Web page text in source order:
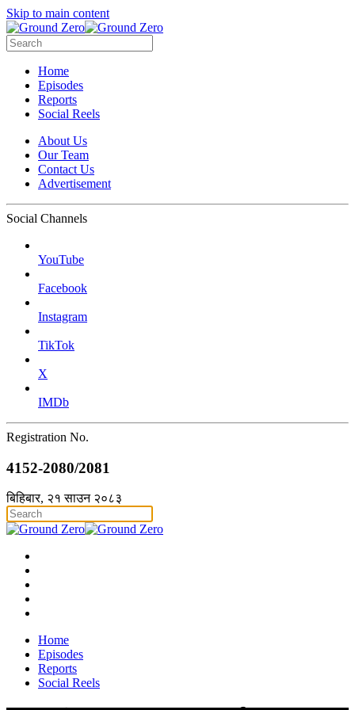
Skip to main content
Home
Episodes
Reports
Social Reels
About Us
Our Team
Contact Us
Advertisement
Social Channels
YouTube
Facebook
Instagram
TikTok
X
IMDb
Registration No.
4152-2080/2081
बिहिबार, २१ साउन २०८३
Home
Episodes
Reports
Social Reels